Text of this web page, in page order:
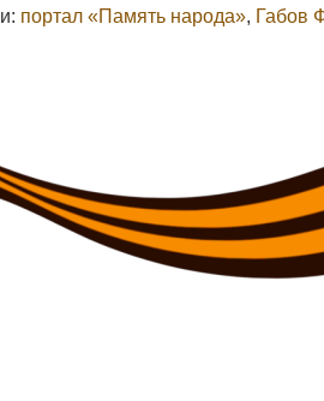
портал «Память народа», Габов